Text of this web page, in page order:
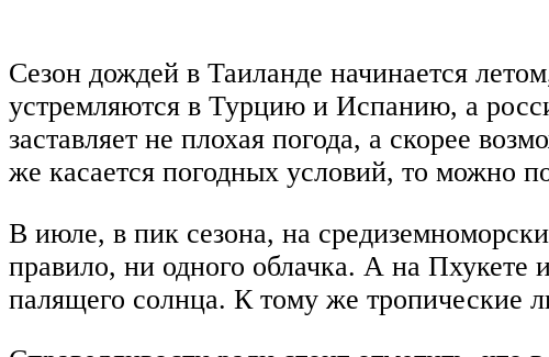
Сезон дождей в Таиланде начинается
устремляются в Турцию и Испанию, а
заставляет не плохая погода, а скорее
же касается погодных условий, то можно
В июле, в пик сезона, на
правило, ни одного облачка. А на
палящего солнца. К тому же тропические